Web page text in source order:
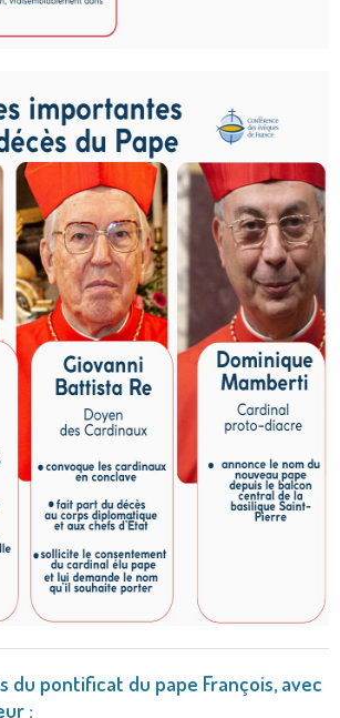
du pontificat du pape François, avec
: